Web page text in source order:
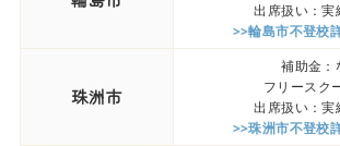
出席扱い：実
>>輪島市不登校
珠洲市
補助金：
フリースク
出席扱い：実
>>珠洲市不登校